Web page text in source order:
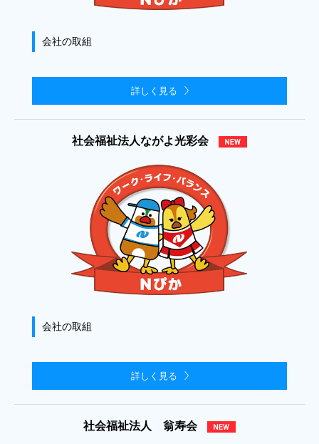
会社の取組
詳しく見る
社会福祉法人ながよ光彩会
会社の取組
詳しく見る
社会福祉法人 翁寿会